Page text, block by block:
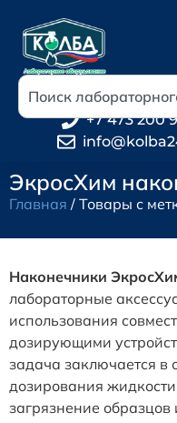
+7 473 200
ЭкросХим
Главная / Товары с
Наконечники
лабораторные
использования
дозирующими
задача заключается в
дозирования
загрязнение